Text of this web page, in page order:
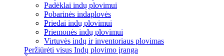
Padėklai indų plovimui
Pobarinės indaplovės
Priedai indų plovimui
Priemonės indų plovimui
Virtuvės indų ir inventoriaus plovimas
Peržiūrėti visus Indų plovimo įranga